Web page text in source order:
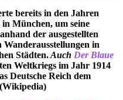
bereits in den Jahren
in München, um seine
der ausgestellten
Wanderausstellungen in
Städten.Auch Der Blaue
Weltkriegs im Jahr 1914
Deutsche Reich dem
(Wikipedia)